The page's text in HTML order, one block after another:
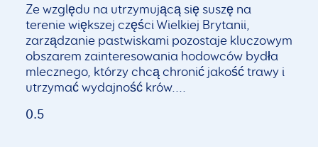
Ze względu na utrzymującą się suszę na
terenie większej części Wielkiej Brytanii,
zarządzanie pastwiskami pozostaje kluczowym
obszarem zainteresowania hodowców bydła
mlecznego, którzy chcą chronić jakość trawy i
utrzymać wydajność krów.